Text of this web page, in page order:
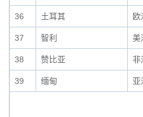
36 土耳其 欧
37 智利 美
38 赞比亚 非
39 缅甸 亚